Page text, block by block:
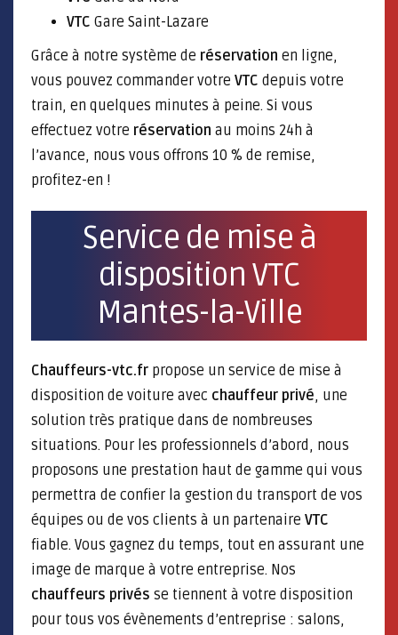
VTC Gare Saint-Lazare
Grâce à notre système de réservation en ligne,
vous pouvez commander votre VTC depuis votre
train, en quelques minutes à peine. Si vous
effectuez votre réservation au moins 24h à
l’avance, nous vous offrons 10 % de remise,
profitez-en !
Service de mise à
disposition VTC
Mantes-la-Ville
Chauffeurs-vtc.fr propose un service de mise à
disposition de voiture avec chauffeur privé, une
solution très pratique dans de nombreuses
situations. Pour les professionnels d’abord, nous
proposons une prestation haut de gamme qui vous
permettra de confier la gestion du transport de vos
équipes ou de vos clients à un partenaire VTC
fiable. Vous gagnez du temps, tout en assurant une
image de marque à votre entreprise. Nos
chauffeurs privés se tiennent à votre disposition
pour tous vos évènements d’entreprise : salons,